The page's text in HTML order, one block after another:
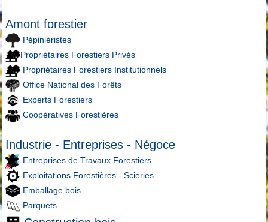
Amont forestier
Pépiniéristes
Propriétaires Forestiers Privés
Propriétaires Forestiers Institutionnels
Office National des Forêts
Experts Forestiers
Coopératives Forestières
Industrie - Entreprises - Négoce
Entreprises de Travaux Forestiers
Exploitations Forestières - Scieries
Emballage bois
Parquets